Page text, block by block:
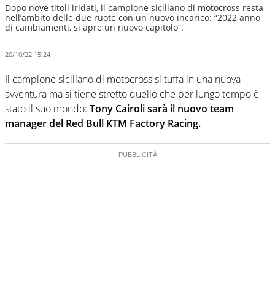
Dopo nove titoli iridati, il campione siciliano di motocross resta
nell’ambito delle due ruote con un nuovo incarico: “2022 anno
di cambiamenti, si apre un nuovo capitolo”.
20/10/22 15:24
Il campione siciliano di motocross si tuffa in una nuova
avventura ma si tiene stretto quello che per lungo tempo è
stato il suo mondo: Tony Cairoli sarà il nuovo team
manager del Red Bull KTM Factory Racing.